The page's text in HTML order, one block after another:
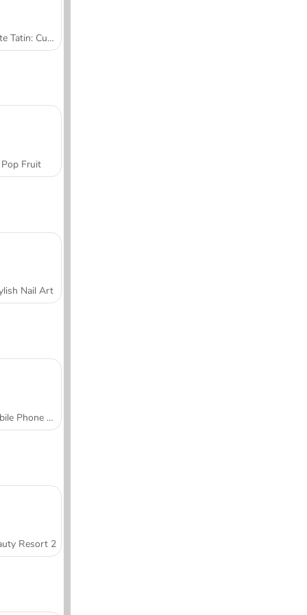
Tarte Tatin: Cucina con Sara
Pop Fruit
Nail Art
Mobile Phone Case Design & DIY
Resort 2